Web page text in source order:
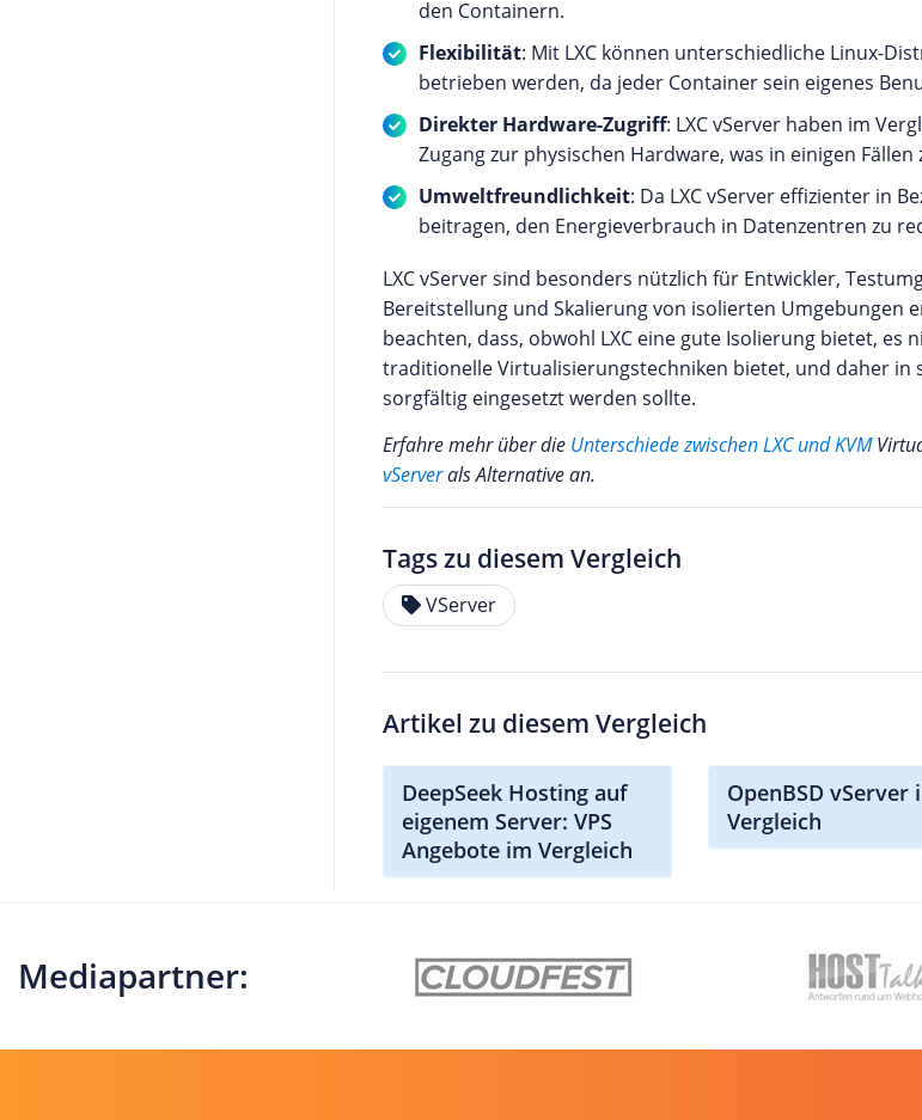
den Containern.
Flexibilität: Mit LXC können unterschiedliche Linux-
betrieben werden, da jeder Container sein eigenes
Direkter Hardware-Zugriff: LXC vServer haben im
Zugang zur physischen Hardware, was in einigen
Umweltfreundlichkeit: Da LXC vServer effizienter in
beitragen, den Energieverbrauch in Datenzentren zu
LXC vServer sind besonders nützlich für Entwickler,
Bereitstellung und Skalierung von isolierten Umgebungen
beachten, dass, obwohl LXC eine gute Isolierung bietet, es
traditionelle Virtualisierungstechniken bietet, und daher in
sorgfältig eingesetzt werden sollte.
Erfahre mehr über die Unterschiede zwischen LXC und KVM
vServerals Alternative an.
Tags zu diesem Vergleich
VServer
Artikel zu diesem Vergleich
DeepSeek Hosting auf
eigenem Server: VPS
Angebote im Vergleich
OpenBSD vServer
Vergleich
Mediapartner: